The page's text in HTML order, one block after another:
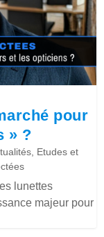
pour
» ?
, Etudes et
lunettes
majeur pour